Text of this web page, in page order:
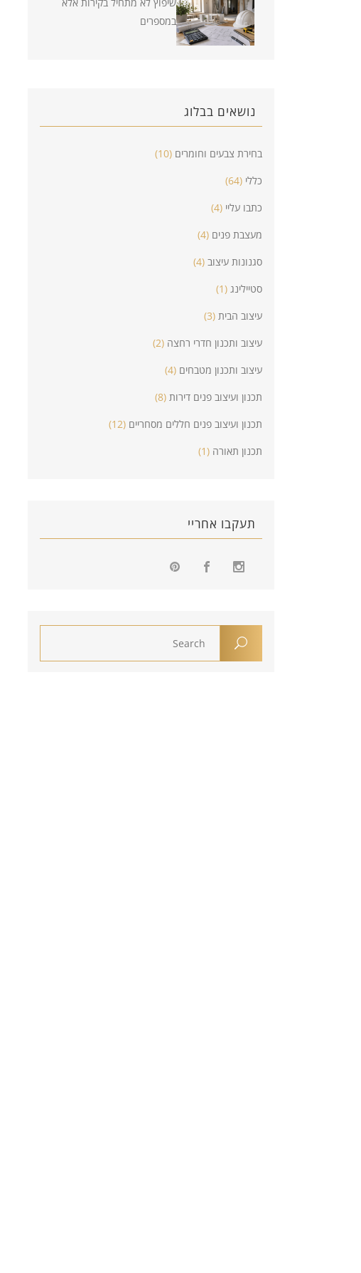
במספרים
נושאים בבלוג
בחירת צבעים וחומרים (10)
כללי (64)
כתבו עליי (4)
מעצבת פנים (4)
סגנונות עיצוב (4)
סטיילינג (1)
עיצוב הבית (3)
עיצוב ותכנון חדרי רחצה (2)
עיצוב ותכנון מטבחים (4)
תכנון ועיצוב פנים דירות (8)
תכנון ועיצוב פנים חללים מסחריים (12)
תכנון תאורה (1)
תעקבו אחריי